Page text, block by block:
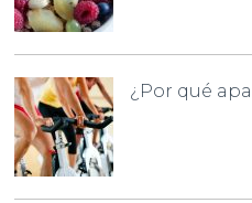
¿Por qué